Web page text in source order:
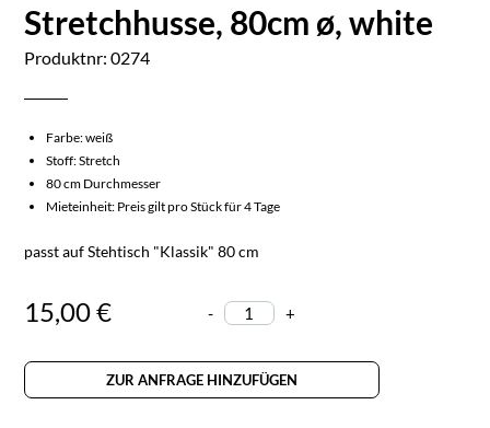
Stretchhusse, 80cm ø, white
Produktnr: 0274
Farbe: weiß
Stoff: Stretch
80 cm Durchmesser
Mieteinheit: Preis gilt pro Stück für 4 Tage
passt auf Stehtisch "Klassik" 80 cm
15,00 € - +
ZUR ANFRAGE HINZUFÜGEN